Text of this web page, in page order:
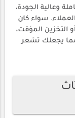
وعالية الجودة،
العملاء. سواء كان
التخزين المؤقت،
يجعلك تشعر